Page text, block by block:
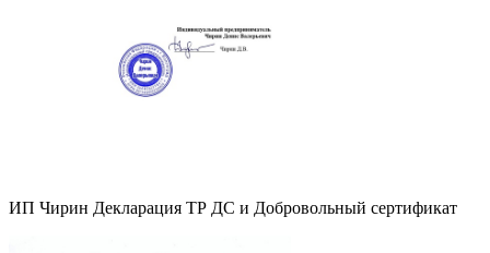
ИП Чирин Декларация ТР ДС и Добровольный сертификат